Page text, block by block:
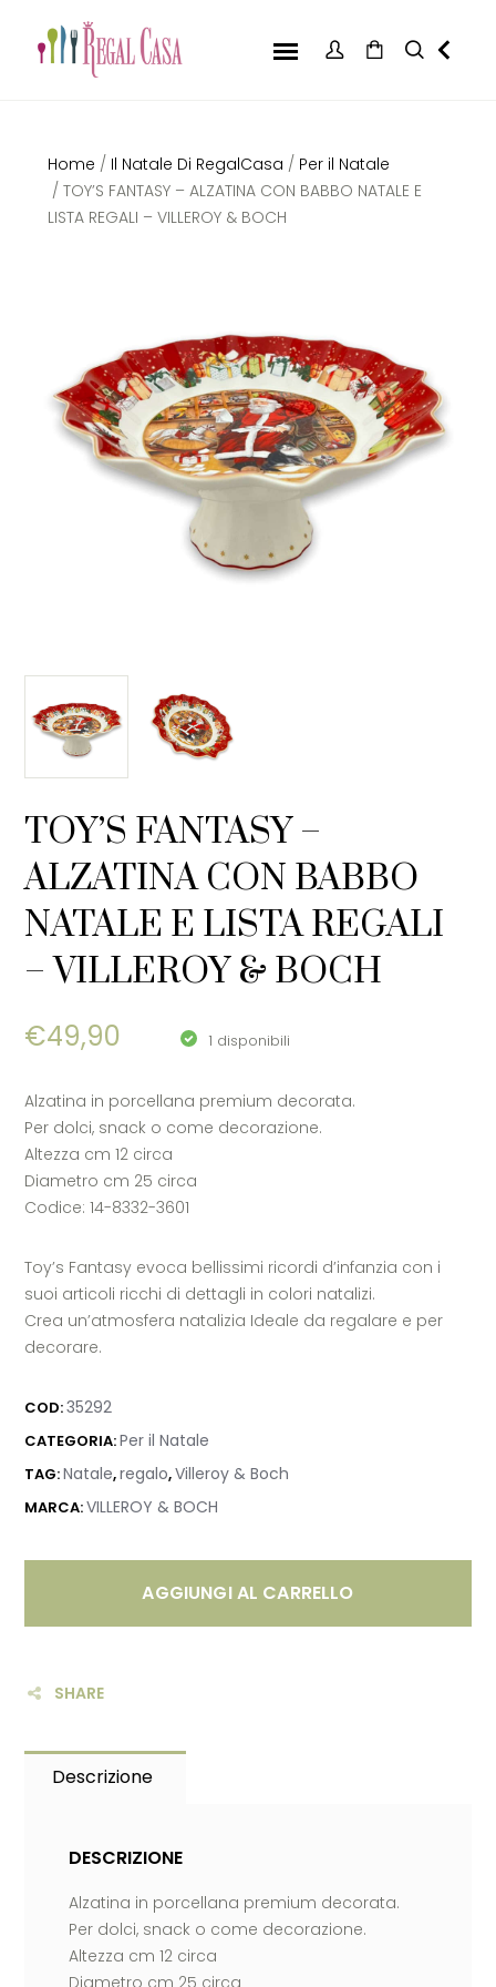
Home / Il Natale Di RegalCasa / Per il Natale
/ TOY’S FANTASY – ALZATINA CON BABBO NATALE E
LISTA REGALI – VILLEROY & BOCH
TOY’S FANTASY –
ALZATINA CON BABBO
NATALE E LISTA REGALI
– VILLEROY & BOCH
€49,90 1 disponibili
Alzatina in porcellana premium decorata.
Per dolci, snack o come decorazione.
Altezza cm 12 circa
Diametro cm 25 circa
Codice: 14-8332-3601
Toy’s Fantasy evoca bellissimi ricordi d’infanzia con i
suoi articoli ricchi di dettagli in colori natalizi.
Crea un’atmosfera natalizia Ideale da regalare e per
decorare.
COD:35292
CATEGORIA:Per il Natale
TAG:Natale,regalo,Villeroy & Boch
MARCA:VILLEROY & BOCH
AGGIUNGI AL CARRELLO
SHARE
Descrizione
DESCRIZIONE
Alzatina in porcellana premium decorata.
Per dolci, snack o come decorazione.
Altezza cm 12 circa